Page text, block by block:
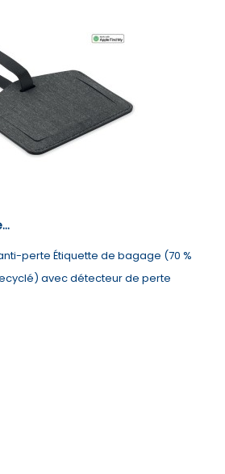
perte Étiquette de bagage (70 %
avec détecteur de perte